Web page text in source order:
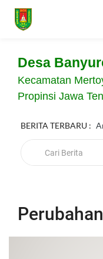
Desa
Kecamatan
Propinsi Jawa
BERITA TERBARU :